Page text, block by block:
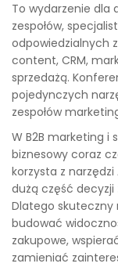
To wydarzenie dla
zespołów,
odpowiedzialnych
content, CRM,
sprzedażą.
pojedynczych
zespołów
W B2B marketing i
biznesowy coraz
korzysta z
dużą część
Dlatego skuteczny
budować
zakupowe,
zamieniać